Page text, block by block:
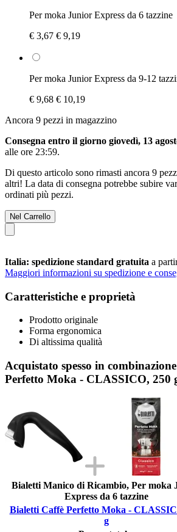
Per moka Junior Express da 6 tazzine
€ 3,67 € 9,19
Per moka Junior Express da 9-12
€ 9,68 € 10,19
Ancora 9 pezzi in magazzino
Consegna entro il giorno giovedì, 13
alle ore 23:59.
Di questo articolo sono rimasti ancora 9
altri! La data di consegna potrebbe subire
ordinati più pezzi.
Nel Carrello
Italia: spedizione standard gratuita a
Maggiori informazioni su spedizione e
Caratteristiche e proprietà
Prodotto originale
Forma ergonomica
Di altissima qualità
Acquistato spesso in
Perfetto Moka - CLASSICO, 250
Bialetti Manico di Ricambio, Per moka
Express da 6 tazzine
Bialetti Caffè Perfetto Moka -
g